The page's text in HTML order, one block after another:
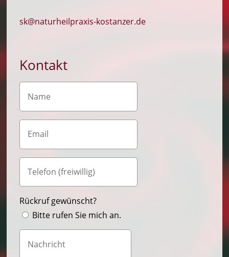
sk@naturheilpraxis-kostanzer.de
Kontakt
Rückruf gewünscht?
Bitte rufen Sie mich an.